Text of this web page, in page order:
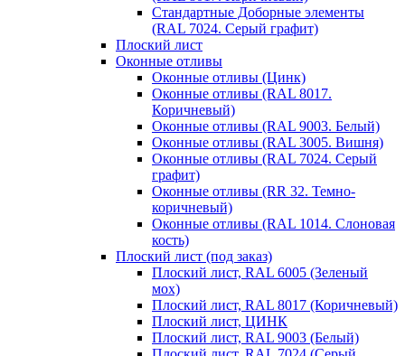
Стандартные Доборные элементы
(RAL 7024. Серый графит)
Плоский лист
Оконные отливы
Оконные отливы (Цинк)
Оконные отливы (RAL 8017.
Коричневый)
Оконные отливы (RAL 9003. Белый)
Оконные отливы (RAL 3005. Вишня)
Оконные отливы (RAL 7024. Серый
графит)
Оконные отливы (RR 32. Темно-
коричневый)
Оконные отливы (RAL 1014. Слоновая
кость)
Плоский лист (под заказ)
Плоский лист, RAL 6005 (Зеленый
мох)
Плоский лист, RAL 8017 (Коричневый)
Плоский лист, ЦИНК
Плоский лист, RAL 9003 (Белый)